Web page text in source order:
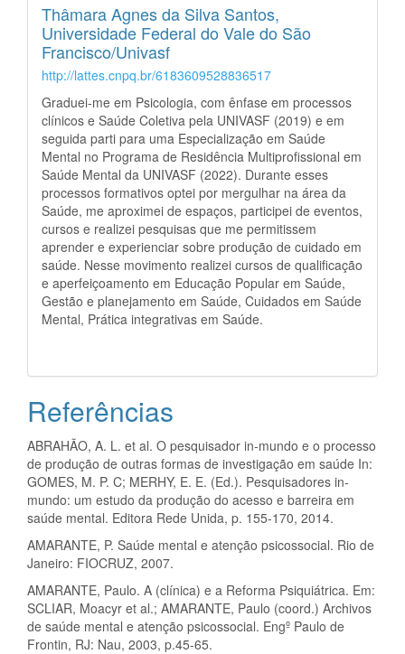
Thâmara Agnes da Silva Santos,
Universidade Federal do Vale do São
Francisco/Univasf
http://lattes.cnpq.br/6183609528836517
Graduei-me em Psicologia, com ênfase em processos
clínicos e Saúde Coletiva pela UNIVASF (2019) e em
seguida parti para uma Especialização em Saúde
Mental no Programa de Residência Multiprofissional em
Saúde Mental da UNIVASF (2022). Durante esses
processos formativos optei por mergulhar na área da
Saúde, me aproximei de espaços, participei de eventos,
cursos e realizei pesquisas que me permitissem
aprender e experienciar sobre produção de cuidado em
saúde. Nesse movimento realizei cursos de qualificação
e aperfeiçoamento em Educação Popular em Saúde,
Gestão e planejamento em Saúde, Cuidados em Saúde
Mental, Prática integrativas em Saúde.
Referências
ABRAHÃO, A. L. et al. O pesquisador in-mundo e o processo
de produção de outras formas de investigação em saúde In:
GOMES, M. P. C; MERHY, E. E. (Ed.). Pesquisadores in-
mundo: um estudo da produção do acesso e barreira em
saúde mental. Editora Rede Unida, p. 155-170, 2014.
AMARANTE, P. Saúde mental e atenção psicossocial. Rio de
Janeiro: FIOCRUZ, 2007.
AMARANTE, Paulo. A (clínica) e a Reforma Psiquiátrica. Em:
SCLIAR, Moacyr et al.; AMARANTE, Paulo (coord.) Archivos
de saúde mental e atenção psicossocial. Engº Paulo de
Frontin, RJ: Nau, 2003, p.45-65.